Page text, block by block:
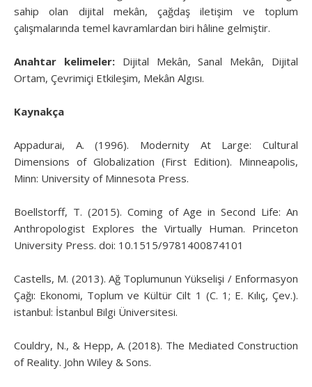
sahip olan dijital mekân, çağdaş iletişim ve toplum
çalışmalarında temel kavramlardan biri hâline gelmiştir.
Anahtar kelimeler:Dijital Mekân, Sanal Mekân, Dijital
Ortam, Çevrimiçi Etkileşim, Mekân Algısı.
Kaynakça
Appadurai, A. (1996). Modernity At Large: Cultural
Dimensions of Globalization (First Edition). Minneapolis,
Minn: University of Minnesota Press.
Boellstorff, T. (2015). Coming of Age in Second Life: An
Anthropologist Explores the Virtually Human. Princeton
University Press. doi: 10.1515/9781400874101
Castells, M. (2013). Ağ Toplumunun Yükselişi / Enformasyon
Çağı: Ekonomi, Toplum ve Kültür Cilt 1 (C. 1; E. Kılıç, Çev.).
istanbul: İstanbul Bilgi Üniversitesi.
Couldry, N., & Hepp, A. (2018). The Mediated Construction
of Reality. John Wiley & Sons.